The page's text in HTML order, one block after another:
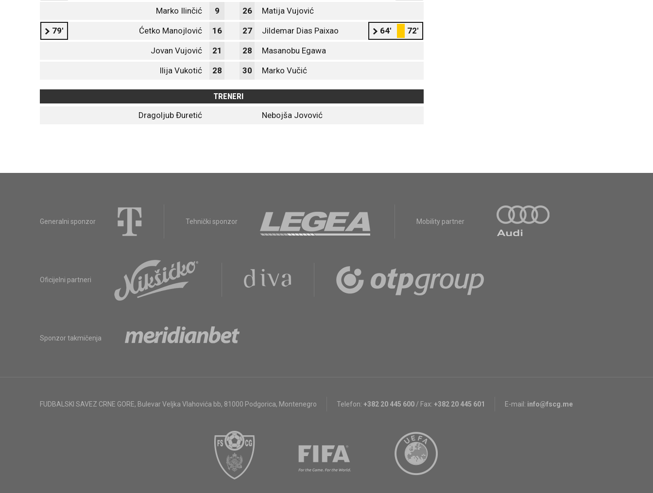
Marko Ilinčić 9 26 Matija Vujović
79' Ćetko Manojlović 16 27 Jildemar Dias Paixao 64' 72'
Jovan Vujović 21 28 Masanobu Egawa
Ilija Vukotić 28 30 Marko Vučić
TRENERI
Dragoljub Đuretić
Nebojša Jovović
Generalni sponzor Tehnički sponzor Mobility partner
Oficijelni partneri
Sponzor takmičenja
FUDBALSKI SAVEZ CRNE GORE, Bulevar Veljka Vlahovića bb, 81000 Podgorica, Montenegro Telefon: +382 20 445 600 / Fax: +382 20 445 601 E-mail: info@fscg.me